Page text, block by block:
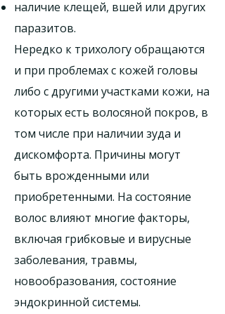
наличие клещей, вшей или других
паразитов.
Нередко к трихологу обращаются
и при проблемах с кожей головы
либо с другими участками кожи, на
которых есть волосяной покров, в
том числе при наличии зуда и
дискомфорта. Причины могут
быть врожденными или
приобретенными. На состояние
волос влияют многие факторы,
включая грибковые и вирусные
заболевания, травмы,
новообразования, состояние
эндокринной системы.